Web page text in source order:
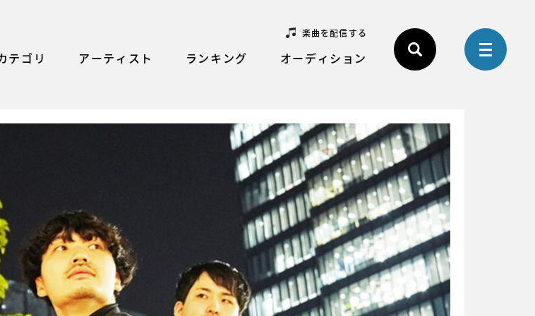
楽曲を配信する
テゴリ アーティスト ランキング オーディション